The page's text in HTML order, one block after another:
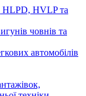
HLPD, HVLP та
човнів та
автомобілів